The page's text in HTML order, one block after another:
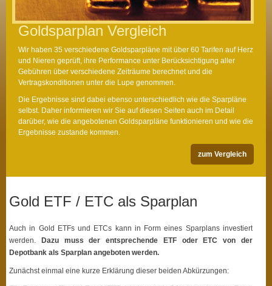
Goldsparplan Vergleich
Wir haben 35 verschiedene Goldsparpläne mit über 60 Tarifen auf Herz
und Nieren geprüft, ihre Performance unter Berücksichtigung aller
Gebühren über verschiedene Zeiträume berechnet und die
Vertragskonditionen unter die Lupe genommen.
Die Ergebnisse sind dabei ebenso unterschiedlich wie die Sparpläne
selbst. Daher informieren wir Sie auf diesen Seiten auch im Detail
darüber, wie die angebotenen Goldsparpläne funktionieren und wie die
Ergebnisse zustande kommen.
zum Vergleich
Gold ETF / ETC als Sparplan
Auch in Gold ETFs und ETCs kann in Form eines Sparplans investiert
werden. Dazu muss der entsprechende ETF oder ETC von der
Depotbank als Sparplan angeboten werden.
Zunächst einmal eine kurze Erklärung dieser beiden Abkürzungen: